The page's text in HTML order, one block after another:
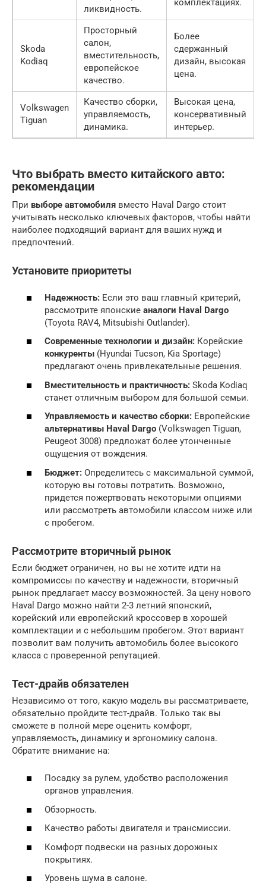
ликвидность.
комплектациях.
Skoda
Kodiaq
Просторный
салон,
вместительность,
европейское
качество.
Более
сдержанный
дизайн, высокая
цена.
Volkswagen
Tiguan
Качество сборки,
управляемость,
динамика.
Высокая цена,
консервативный
интерьер.
Что выбрать вместо китайского авто:
рекомендации
При выборе автомобиля вместо Haval Dargo стоит
учитывать несколько ключевых факторов, чтобы найти
наиболее подходящий вариант для ваших нужд и
предпочтений.
Установите приоритеты
Надежность: Если это ваш главный критерий,
рассмотрите японские аналоги Haval Dargo
(Toyota RAV4, Mitsubishi Outlander).
Современные технологии и дизайн: Корейские
конкуренты (Hyundai Tucson, Kia Sportage)
предлагают очень привлекательные решения.
Вместительность и практичность: Skoda Kodiaq
станет отличным выбором для большой семьи.
Управляемость и качество сборки: Европейские
альтернативы Haval Dargo (Volkswagen Tiguan,
Peugeot 3008) предложат более утонченные
ощущения от вождения.
Бюджет: Определитесь с максимальной суммой,
которую вы готовы потратить. Возможно,
придется пожертвовать некоторыми опциями
или рассмотреть автомобили классом ниже или
с пробегом.
Рассмотрите вторичный рынок
Если бюджет ограничен, но вы не хотите идти на
компромиссы по качеству и надежности, вторичный
рынок предлагает массу возможностей. За цену нового
Haval Dargo можно найти 2-3 летний японский,
корейский или европейский кроссовер в хорошей
комплектации и с небольшим пробегом. Этот вариант
позволит вам получить автомобиль более высокого
класса с проверенной репутацией.
Тест-драйв обязателен
Независимо от того, какую модель вы рассматриваете,
обязательно пройдите тест-драйв. Только так вы
сможете в полной мере оценить комфорт,
управляемость, динамику и эргономику салона.
Обратите внимание на:
Посадку за рулем, удобство расположения
органов управления.
Обзорность.
Качество работы двигателя и трансмиссии.
Комфорт подвески на разных дорожных
покрытиях.
Уровень шума в салоне.